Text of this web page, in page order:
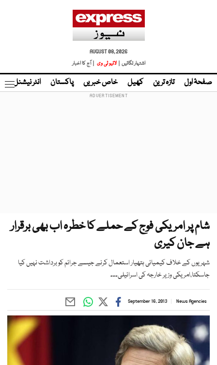
AUGUST 08, 2026
اشتہار لگائیں |
لائیو ٹی وی | آج کا اخبار
صفحۂ اول تازہ ترین کھیل خاص خبریں پاکستان انٹر نیشنل
شام پر امریکی فوج کے حملے کا خطرہ اب بھی برقرار
ہے جان کیری
شہریوں کے خلاف کیمیائی ہتھیار استعمال کرنے جیسے جرائم کو برداشت نہیں کیا
جاسکتا،امریکی وزیر خارجہ کی اسرائیلی۔۔۔
News Agencies
September 16, 2013